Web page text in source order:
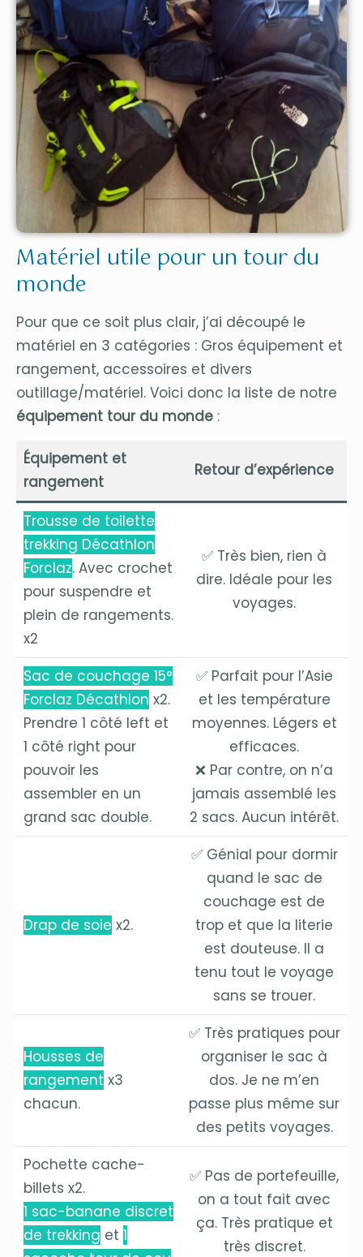
Matériel utile pour un tour du
monde
Pour que ce soit plus clair, j’ai découpé le
matériel en 3 catégories : Gros équipement et
rangement, accessoires et divers
outillage/matériel. Voici donc la liste de notre
équipement tour du monde :
Équipement et
rangement
Retour d’expérience
Trousse de toilette
trekking Décathlon
Forclaz. Avec crochet
pour suspendre et
plein de rangements.
x2
✅ Très bien, rien à
dire. Idéale pour les
voyages.
Sac de couchage 15°
Forclaz Décathlon x2.
Prendre 1 côté left et
1 côté right pour
pouvoir les
assembler en un
grand sac double.
✅ Parfait pour l’Asie
et les température
moyennes. Légers et
efficaces.
❌ Par contre, on n’a
jamais assemblé les
2 sacs. Aucun intérêt.
Drap de soie x2.
✅ Génial pour dormir
quand le sac de
couchage est de
trop et que la literie
est douteuse. Il a
tenu tout le voyage
sans se trouer.
Housses de
rangement x3
chacun.
✅ Très pratiques pour
organiser le sac à
dos. Je ne m’en
passe plus même sur
des petits voyages.
Pochette cache-
billets x2.
1 sac-banane discret
de trekking et 1
✅ Pas de portefeuille,
on a tout fait avec
ça. Très pratique et
très discret.